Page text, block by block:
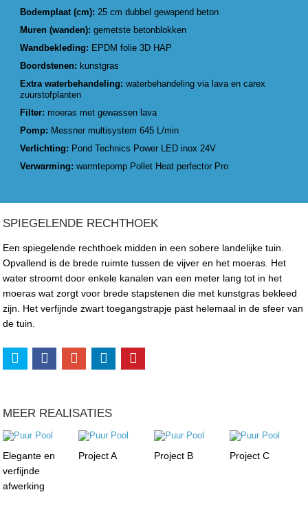
Bodemplaat (cm): 25 cm dubbel gewapend beton
Muren (wanden): gemetste betonblokken
Wandbekleding: EPDM folie 3D HAP
Boordstenen: kunstgras
Extra waterbehandeling:waterbehandeling via lava en carex
zuurstofplanten
Filter: moeras met gewassen lava
Pomp: Messner multisystem 645 L/min
Verlichting: Pond Technics Power LED inox 24V
Verwarming:warmtepomp Pollet Heat perfector Pro
SPIEGELENDE RECHTHOEK
Een spiegelende rechthoek midden in een sobere landelijke tuin.
Opvallend is de brede ruimte tussen de vijver en het moeras. Het
water stroomt door enkele kanalen van een meter lang tot in het
moeras wat zorgt voor brede stapstenen die met kunstgras bekleed
zijn. Het verfijnde zwart toegangstrapje past helemaal in de sfeer van
de tuin.
MEER REALISATIES
Elegante en
verfijnde
afwerking
Project A Project B Project C